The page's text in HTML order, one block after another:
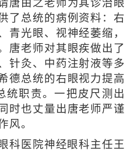
唐由之老师为其诊治眼
了总统的病例资料：右
青光眼、视神经萎缩，
唐老师对其眼疾做出了
针灸、中药注射液等多
德总统的右眼视力提高
统职责。一把皮尺测出
时也丈量出唐老师严谨
风。
科医院神经眼科主任王